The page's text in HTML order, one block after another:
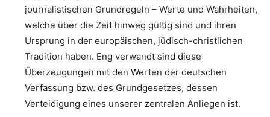
journalistischen Grundregeln – Werte und Wahrheiten,
welche über die Zeit hinweg gültig sind und ihren
Ursprung in der europäischen, jüdisch-christlichen
Tradition haben. Eng verwandt sind diese
Überzeugungen mit den Werten der deutschen
Verfassung bzw. des Grundgesetzes, dessen
Verteidigung eines unserer zentralen Anliegen ist.